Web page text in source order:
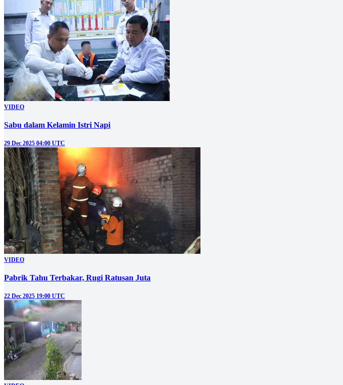
VIDEO
Sabu dalam Kelamin Istri Napi
29 Dec 2025 04:00 UTC
VIDEO
Pabrik Tahu Terbakar, Rugi Ratusan Juta
22 Dec 2025 19:00 UTC